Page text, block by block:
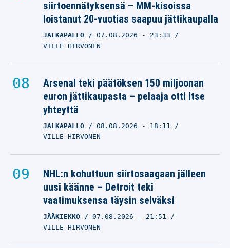
siirtoennätyksensä – MM-kisoissa
loistanut 20-vuotias saapuu jättikaupalla
JALKAPALLO 07.08.2026 - 23:33
VILLE HIRVONEN
Arsenal teki päätöksen 150 miljoonan
euron jättikaupasta – pelaaja otti itse
yhteyttä
JALKAPALLO 08.08.2026 - 18:11
VILLE HIRVONEN
NHL:n kohuttuun siirtosaagaan jälleen
uusi käänne – Detroit teki
vaatimuksensa täysin selväksi
JÄÄKIEKKO 07.08.2026 - 21:51
VILLE HIRVONEN